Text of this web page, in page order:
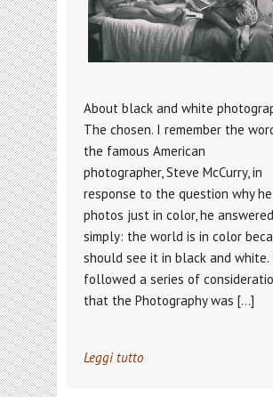
About black and white
The chosen. I remember the
the famous American
photographer, Steve McCurry, in
response to the question why
photos just in color, he answered
simply: the world is in color
should see it in black and white.
followed a series of
that the Photography was […]
Leggi tutto